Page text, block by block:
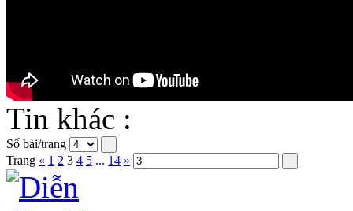
Tin khác :
Số bài/trang
Trang « 1 2 3 4 5 ... 14 »